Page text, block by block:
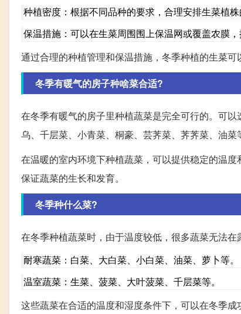
种植密度：根据不同品种的要求，合理安排生菜植株
保温措施：可以在生菜周围围上保温网或覆盖农膜，
通过合理的种植管理和保温措施，冬季种植的生菜可
冬季有暖气的房子种啥菜合适?
在冬季有暖气的房子里种植蔬菜是完全可行的。可
乌、千层菜、小青菜、桐豪、芸荠菜、荠荠菜、油菜
在温暖的室内环境下种植蔬菜，可以提供稳定的温
保证蔬菜的生长和发育。
冬季种什么菜?
在冬季种植蔬菜时，由于温度较低，很多蔬菜无法
耐寒蔬菜：白菜、大白菜、小白菜、油菜、萝卜等。
温室蔬菜：生菜、菠菜、大叶菠菜、千层菜等。
这些蔬菜在合适的温度和湿度条件下，可以在冬季成